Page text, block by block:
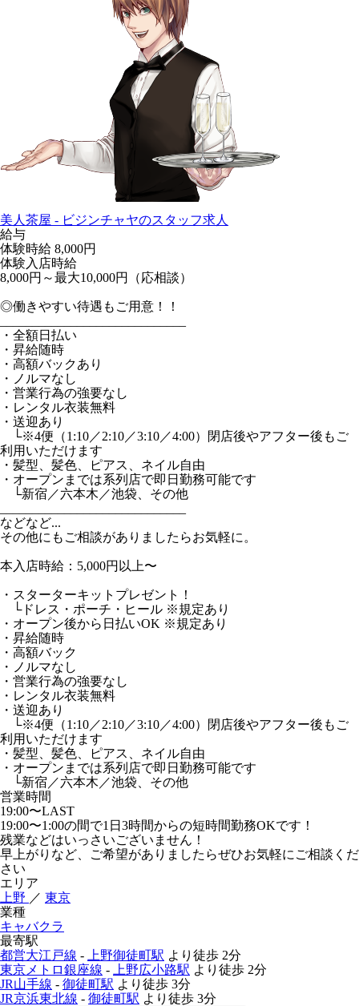
美人茶屋 - ビジンチャヤのスタッフ求人
給与
体験時給 8,000円
体験入店時給
8,000円～最大10,000円（応相談）
◎働きやすい待遇もご用意！！
・全額日払い
・昇給随時
・高額バックあり
・ノルマなし
・営業行為の強要なし
・レンタル衣装無料
・送迎あり
└※4便（1:10／2:10／3:10／4:00）閉店後やアフター後もご
利用いただけます
・髪型、髪色、ピアス、ネイル自由
・オープンまでは系列店で即日勤務可能です
└新宿／六本木／池袋、その他
などなど...
その他にもご相談がありましたらお気軽に。
本入店時給：5,000円以上〜
・スターターキットプレゼント！
└ドレス・ポーチ・ヒール ※規定あり
・オープン後から日払いOK ※規定あり
・昇給随時
・高額バック
・ノルマなし
・営業行為の強要なし
・レンタル衣装無料
・送迎あり
└※4便（1:10／2:10／3:10／4:00）閉店後やアフター後もご
利用いただけます
・髪型、髪色、ピアス、ネイル自由
・オープンまでは系列店で即日勤務可能です
└新宿／六本木／池袋、その他
営業時間
19:00〜LAST
19:00〜1:00の間で1日3時間からの短時間勤務OKです！
残業などはいっさいございません！
早上がりなど、ご希望がありましたらぜひお気軽にご相談くだ
さい
エリア
上野 ／ 東京
業種
キャバクラ
最寄駅
都営大江戸線 - 上野御徒町駅 より徒歩 2分
東京メトロ銀座線 - 上野広小路駅 より徒歩 2分
JR山手線 - 御徒町駅 より徒歩 3分
JR京浜東北線 - 御徒町駅 より徒歩 3分